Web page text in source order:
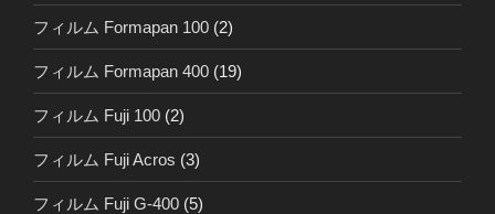
フィルム Formapan 100 (2)
フィルム Formapan 400 (19)
フィルム Fuji 100 (2)
フィルム Fuji Acros (3)
フィルム Fuji G-400 (5)